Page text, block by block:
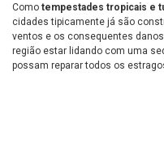
Como tempestades tropicais e
cidades tipicamente já são
ventos e os consequentes
região estar lidando com uma
possam reparar todos os